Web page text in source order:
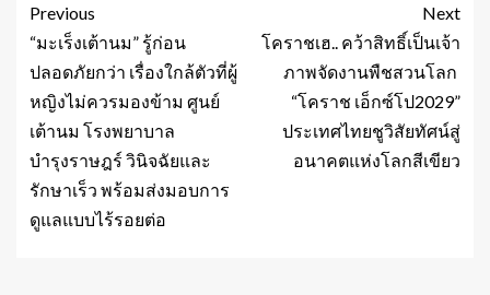
Previous
“มะเร็งเต้านม” รู้ก่อน
ปลอดภัยกว่า เรื่องใกล้ตัวที่ผู้
หญิงไม่ควรมองข้าม ศูนย์
เต้านม โรงพยาบาล
บำรุงราษฎร์ วินิจฉัยและ
รักษาเร็ว พร้อมส่งมอบการ
ดูแลแบบไร้รอยต่อ
Next
โคราชเฮ.. คว้าสิทธิ์เป็นเจ้า
ภาพจัดงานพืชสวนโลก
“โคราช เอ็กซ์โป2029”
ประเทศไทยชูวิสัยทัศน์สู่
อนาคตแห่งโลกสีเขียว